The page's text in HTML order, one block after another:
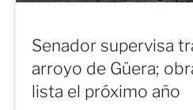
Senador supervisa
arroyo de Güera;
lista el próximo año